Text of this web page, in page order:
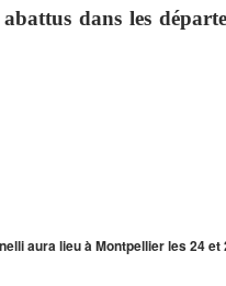
dans les
aura lieu à Montpellier les 24